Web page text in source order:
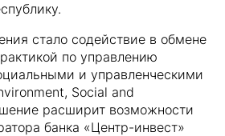
стало содействие в обмене
по управлению
и управленческими
Social and
расширит возможности
банка «Центр-инвест»